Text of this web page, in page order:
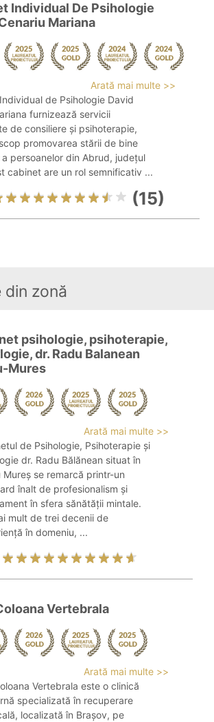
Individual De Psihologie
Mariana
Arată mai multe >>
de Psihologie David
furnizează servicii
de consiliere și psihoterapie,
promovarea stării de bine
persoanelor din Abrud, județul
cabinet are un rol semnificativ ...
(15)
zonă
psihologie, psihoterapie,
dr. Radu Balanean
Mures
Arată mai multe >>
de Psihologie, Psihoterapie și
dr. Radu Bălănean situat în
Mureș se remarcă printr-un
înalt de profesionalism și
în sfera sănătății mintale.
mult de trei decenii de
în domeniu, ...
Vertebrala
Arată mai multe >>
Vertebrala este o clinică
specializată în recuperare
localizată în Brașov, pe